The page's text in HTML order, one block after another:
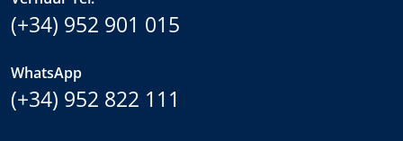
(+34) 952 901 015
WhatsApp
(+34) 952 822 111